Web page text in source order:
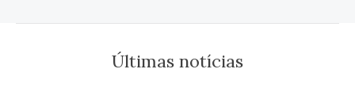
Últimas notícias